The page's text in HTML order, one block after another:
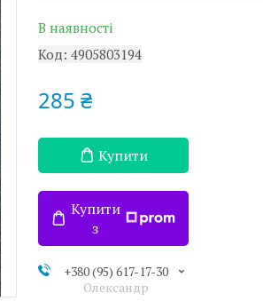
В наявності
Код: 4905803194
285 ₴
Купити
Купити
з
+380 (95) 617-17-30
Олександр